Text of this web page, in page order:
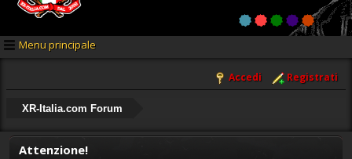
Menu principale
Accedi Registrati
XR-Italia.com Forum
Attenzione!